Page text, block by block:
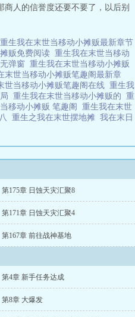
人的信誉度还要不要了，以后别
重生我在末世当移动小摊贩最新章节
贩免费阅读 重生我在末世当移动
弹窗 重生我在末世当移动小摊贩
末世当移动小摊贩笔趣阁最新章
世当移动小摊贩笔趣阁在线 重生我
重生我在末世当移动小摊贩的 重
移动小摊贩 笔趣阁 重生我在末世
重生之我在末世摆地摊 我在末日
第175章 日蚀天灾汇聚8
第171章 日蚀天灾汇聚4
第167章 前往战神基地
第4章 新手任务达成
第8章 大爆发